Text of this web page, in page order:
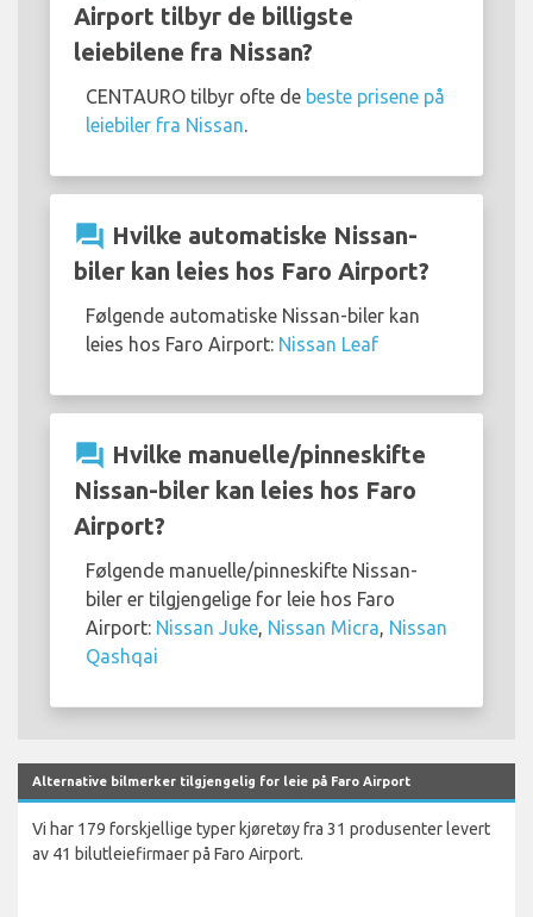
Airport tilbyr de billigste
leiebilene fra Nissan?
CENTAURO tilbyr ofte de beste prisene på
leiebiler fra Nissan
question_answer Hvilke automatiske Nissan-
biler kan leies hos Faro Airport?
Følgende automatiske Nissan-biler kan
leies hos Faro Airport: Nissan Leaf
question_answer Hvilke manuelle/pinneskifte
Nissan-biler kan leies hos Faro
Airport?
Følgende manuelle/pinneskifte Nissan-
biler er tilgjengelige for leie hos Faro
Airport: Nissan Juke Nissan Micra Nissan
Qashqai
Alternative bilmerker tilgjengelig for leie på Faro Airport
Vi har 179 forskjellige typer kjøretøy fra 31 produsenter levert
av 41 bilutleiefirmaer på Faro Airport.